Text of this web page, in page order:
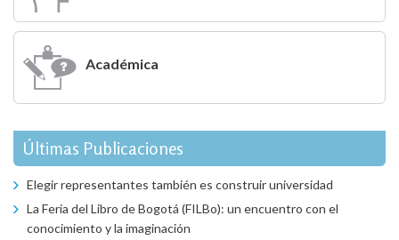
Académica
Últimas Publicaciones
Elegir representantes también es construir universidad
La Feria del Libro de Bogotá (FILBo): un encuentro con el
conocimiento y la imaginación